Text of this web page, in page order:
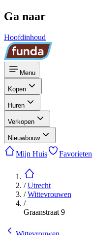
Ga naar
Hoofdinhoud
Menu
Kopen
Huren
Verkopen
Nieuwbouw
Mijn Huis Favorieten
/Utrecht
/Wittevrouwen
/
Graanstraat 9